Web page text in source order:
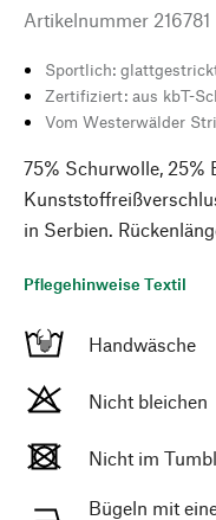
Artikelnummer 216781
Sportlich:
Zertifiziert: aus kbT-
Vom Westerwälder
75% Schurwolle, 25%
in Serbien.
Pflegehinweise Textil
Handwäsche
Nicht bleichen
Nicht im
Bügeln mit